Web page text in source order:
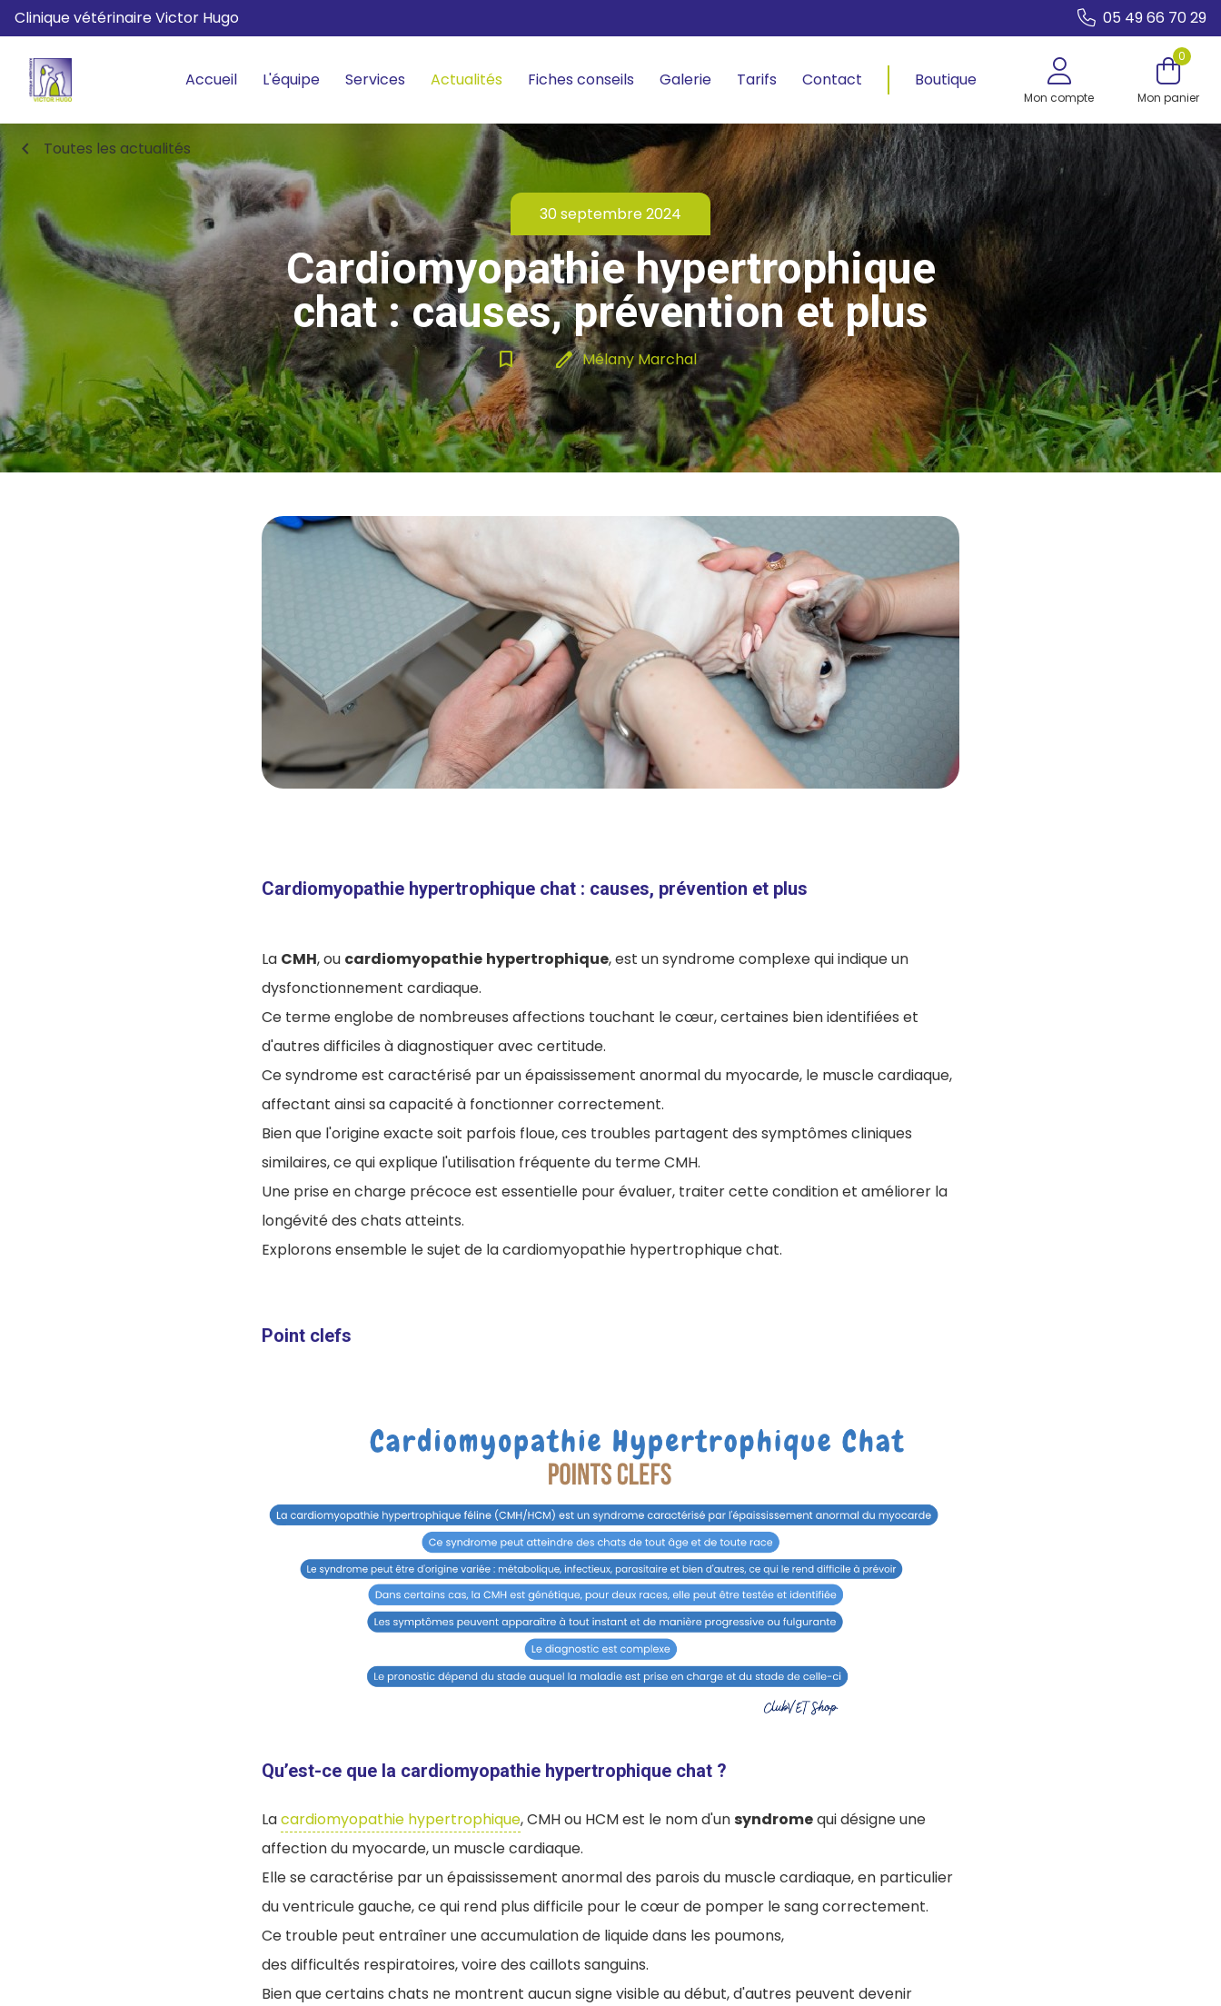
Clinique vétérinaire Victor Hugo 05 49 66 70 29
Accueil L'équipe Services Actualités Fiches conseils Galerie Tarifs Contact Boutique
Mon compte
0
Mon panier
chevron_left Toutes les actualités
30 septembre 2024
Cardiomyopathie hypertrophique
chat : causes, prévention et plus
bookmark_border edit Mélany Marchal
Cardiomyopathie hypertrophique chat : causes, prévention et plus
La CMH, ou cardiomyopathie hypertrophique, est un syndrome complexe qui indique un
dysfonctionnement cardiaque.
Ce terme englobe de nombreuses affections touchant le cœur, certaines bien identifiées et
d'autres difficiles à diagnostiquer avec certitude.
Ce syndrome est caractérisé par un épaississement anormal du myocarde, le muscle cardiaque,
affectant ainsi sa capacité à fonctionner correctement.
Bien que l'origine exacte soit parfois floue, ces troubles partagent des symptômes cliniques
similaires, ce qui explique l'utilisation fréquente du terme CMH.
Une prise en charge précoce est essentielle pour évaluer, traiter cette condition et améliorer la
longévité des chats atteints.
Explorons ensemble le sujet de la cardiomyopathie hypertrophique chat.
Point clefs
Qu’est-ce que la cardiomyopathie hypertrophique chat ?
Lacardiomyopathie hypertrophique, CMH ou HCM est le nom d'unsyndromequi désigne une
affection du myocarde, un muscle cardiaque.
Elle se caractérise par un épaississement anormal des parois du muscle cardiaque, en particulier
du ventricule gauche, ce qui rend plus difficile pour le cœur de pomper le sang correctement.
Ce trouble peut entraîner une accumulation de liquide dans les poumons,
des difficultés respiratoires, voire des caillots sanguins.
Bien que certains chats ne montrent aucun signe visible au début, d'autres peuvent devenir